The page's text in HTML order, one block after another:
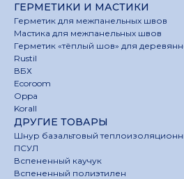
ГЕРМЕТИКИ И МАСТИКИ
Герметик для межпанельных швов
Мастика для межпанельных швов
Герметик «тёплый шов» для
Rustil
ВБХ
Ecoroom
Oppa
Korall
ДРУГИЕ ТОВАРЫ
Шнур базальтовый
ПСУЛ
Вспененный каучук
Вспененный полиэтилен